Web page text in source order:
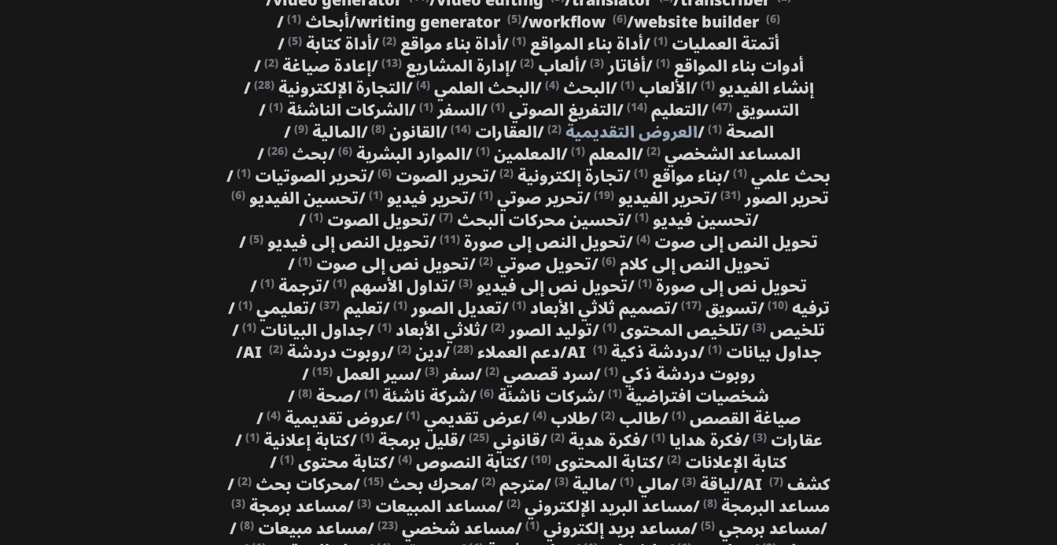
website builder (6)
/
workflow (6)
/
writing generator (5)
/أبحاث (1)
/
أتمتة العمليات (1)
/أداة بناء المواقع(1)
/أداة بناء مواقع(2)
/أداة كتابة(5)
/
أدوات بناء المواقع(1)
/أفاتار(3)
/ألعاب(2)
/إدارة المشاريع(13)
/إعادة صياغة(2)
/
إنشاء الفيديو(1)
/الألعاب(1)
/البحث(4)
/البحث العلمي(4)
/التجارة الإلكترونية(28)
/
التسويق(47)
/التعليم(14)
/التفريغ الصوتي(1)
/السفر(1)
/الشركات الناشئة(1)
/
الصحة(1)
/العروض التقديمية(2)
/العقارات(14)
/القانون(8)
/المالية(9)
/
المساعد الشخصي(2)
/المعلم(1)
/المعلمين(1)
/الموارد البشرية(6)
/بحث(26)
/
بحث علمي(1)
/بناء مواقع(1)
/تجارة إلكترونية(2)
/تحرير الصوت (6)
/تحرير الصوتيات (1)
/
تحرير الصور(31)
/تحرير الفيديو(19)
/تحرير صوتي(1)
/تحرير فيديو(1)
/تحسين الفيديو(6)
/تحسين فيديو(1)
/تحسين محركات البحث(7)
/تحويل الصوت(1)
/
تحويل النص إلى صوت (4)
/تحويل النص إلى صورة(11)
/تحويل النص إلى فيديو(5)
/
تحويل النص إلى كلام(6)
/تحويل صوتي(2)
/تحويل نص إلى صوت(1)
/
تحويل نص إلى صورة(1)
/تحويل نص إلى فيديو(3)
/تداول الأسهم(1)
/ترجمة(1)
/
ترفيه(10)
/تسويق(17)
/تصميم ثلاثي الأبعاد(1)
/تعديل الصور(1)
/تعليم(37)
/تعليمي(1)
/
تلخيص(3)
/تلخيص المحتوى(1)
/توليد الصور(2)
/ثلاثي الأبعاد(1)
/جداول البيانات(1)
/
جداول بيانات(1)
/دردشة ذكية AI(1)
/دعم العملاء(28)
/دين(2)
/روبوت دردشة AI(2)
/
روبوت دردشة ذكي(1)
/سرد قصصي(2)
/سفر(3)
/سير العمل(15)
/
شخصيات افتراضية(1)
/شركات ناشئة(6)
/شركة ناشئة(1)
/صحة(8)
/
صياغة القصص(1)
/طالب(2)
/طلاب(4)
/عرض تقديمي(1)
/عروض تقديمية(4)
/
عقارات(3)
/فكرة هدايا(1)
/فكرة هدية(2)
/قانوني(25)
/قليل برمجة(1)
/كتابة إعلانية(1)
/
كتابة الإعلانات (2)
/كتابة المحتوى(10)
/كتابة النصوص(4)
/كتابة محتوى(1)
/
كشف AI(7)
/لياقة(3)
/مالي(1)
/مالية(3)
/مترجم(2)
/محرك بحث(15)
/محركات بحث(2)
/
مساعد البرمجة(8)
/مساعد البريد الإلكتروني(2)
/مساعد المبيعات(3)
/مساعد برمجة(3)
/مساعد برمجي(5)
/مساعد بريد إلكتروني(1)
/مساعد شخصي(23)
/مساعد مبيعات (8)
/